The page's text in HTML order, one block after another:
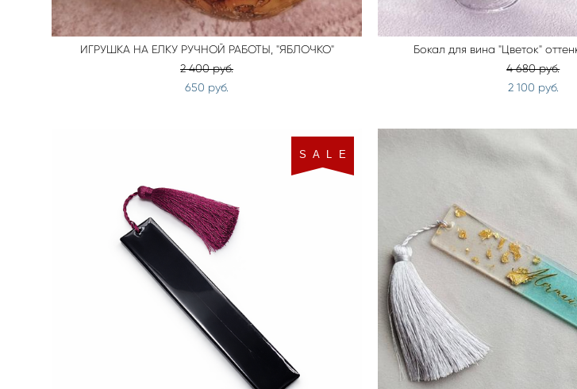
ИГРУШКА НА ЕЛКУ РУЧНОЙ РАБОТЫ, "ЯБЛОЧКО"
2 400 pуб.
650 pуб.
Бокал для вина "Цветок"
4 680 pуб.
2 100 pуб.
S A L E